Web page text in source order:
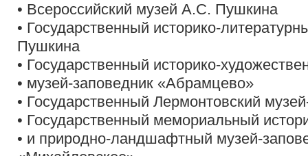
• Всероссийский музей А.С. Пушкина
• Государственный историко-
Пушкина
• Государственный историко-
• музей-заповедник «Абрамцево»
• Государственный Лермонтовский
• Государственный мемориальный
• и природно-ландшафтный музей-